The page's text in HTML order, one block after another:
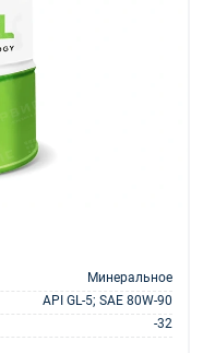
Минеральное
API GL-5; SAE 80W-90
-32